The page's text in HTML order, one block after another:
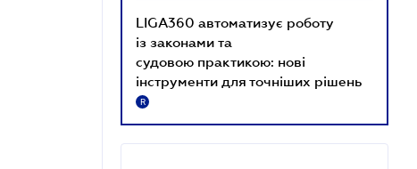
LIGA360 автоматизує роботу
із законами та
судовою практикою: нові
інструменти для точніших рішень
R